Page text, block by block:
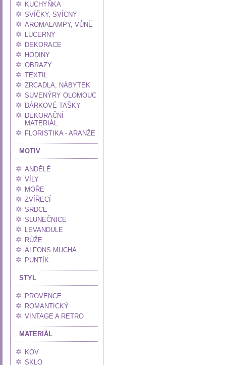
KUCHYŇKA
SVÍČKY, SVÍCNY
AROMALAMPY, VŮNĚ
LUCERNY
DEKORACE
HODINY
OBRAZY
TEXTIL
ZRCADLA, NÁBYTEK
SUVENÝRY OLOMOUC
DÁRKOVÉ TAŠKY
DEKORAČNÍ
MATERIÁL
FLORISTIKA - ARANŽE
MOTIV
ANDĚLÉ
VÍLY
MOŘE
ZVÍŘECÍ
SRDCE
SLUNEČNICE
LEVANDULE
RŮŽE
ALFONS MUCHA
PUNTÍK
STYL
PROVENCE
ROMANTICKÝ
VINTAGE A RETRO
MATERIÁL
KOV
SKLO